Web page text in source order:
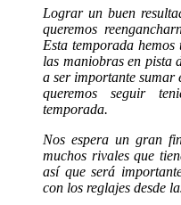
Lograr un buen
queremos
Esta temporada
las maniobras en pista
a ser importante sumar
queremos seguir
temporada.
Nos espera un gran
muchos rivales que
así que será
con los reglajes desde